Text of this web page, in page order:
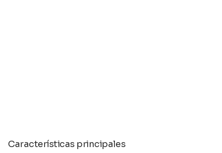
Características principales